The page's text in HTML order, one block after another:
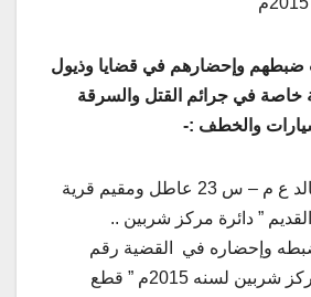
ضبطهم وإحضارهم في قضايا وذيول
خاصة في جرائم القتل والسرقة
والخطف :-
تم ضبط / خالد ع م – س 23 عاطل ومقيم قرية
” دائرة مركز شربين ..
وإحضاره في القضية رقم
2781 جنح مركز شربين لسنه 2015م ” قطع